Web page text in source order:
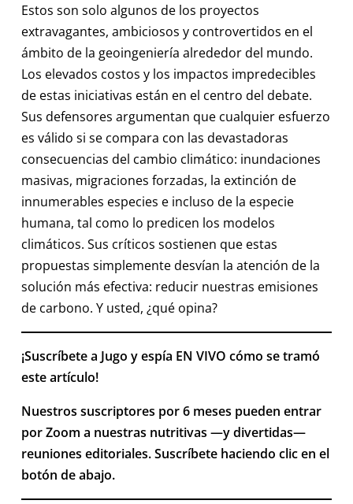
Estos son solo algunos de los proyectos
extravagantes, ambiciosos y controvertidos en el
ámbito de la geoingeniería alrededor del mundo.
Los elevados costos y los impactos impredecibles
de estas iniciativas están en el centro del debate.
Sus defensores argumentan que cualquier esfuerzo
es válido si se compara con las devastadoras
consecuencias del cambio climático: inundaciones
masivas, migraciones forzadas, la extinción de
innumerables especies e incluso de la especie
humana, tal como lo predicen los modelos
climáticos. Sus críticos sostienen que estas
propuestas simplemente desvían la atención de la
solución más efectiva: reducir nuestras emisiones
de carbono. Y usted, ¿qué opina?
¡Suscríbete a Jugo y espía EN VIVO cómo se tramó
este artículo!
Nuestros suscriptores por 6 meses pueden entrar
por Zoom a nuestras nutritivas —y divertidas—
reuniones editoriales. Suscríbete haciendo clic en el
botón de abajo.